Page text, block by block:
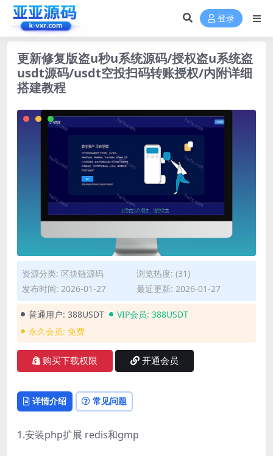
登录
更新修复版盗u秒u系统源码/授权盗u系统盗
usdt源码/usdt空投扫码转账授权/内附详细
搭建教程
资源分类: 区块链源码
浏览热度: (31)
发布时间: 2026-01-27
最近更新: 2026-01-27
普通用户: 388USDT VIP会员: 388USDT
永久会员: 免费
购买下载权限 开通会员
详情介绍 常见问题
1.安装php扩展 redis和gmp